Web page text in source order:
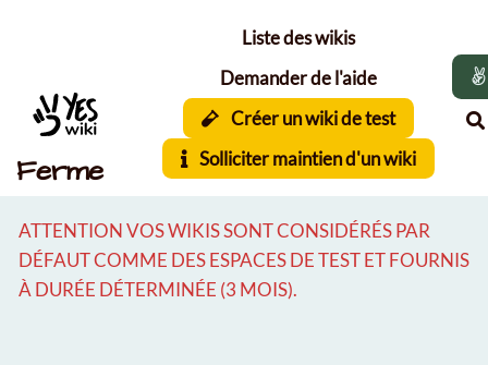
Ferme
Liste des wikis
Demander de l'aide
Créer un wiki de test
Solliciter maintien d'un wiki
ATTENTION VOS WIKIS SONT CONSIDÉRÉS PAR
DÉFAUT COMME DES ESPACES DE TEST ET FOURNIS
À DURÉE DÉTERMINÉE (3 MOIS).